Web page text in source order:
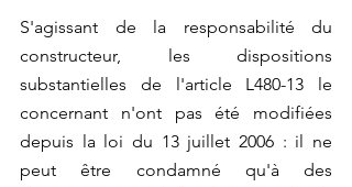
S'agissant de la responsabilité du
constructeur, les dispositions
substantielles de l'article L480-13 le
concernant n'ont pas été modifiées
depuis la loi du 13 juillet 2006 : il ne
peut être condamné qu'à des